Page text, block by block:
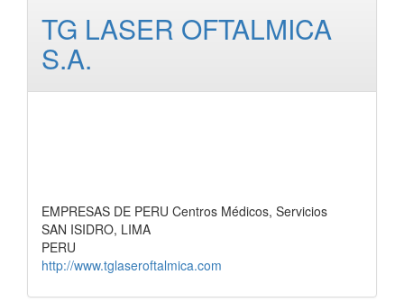
TG LASER OFTALMICA
S.A.
EMPRESAS DE PERU Centros Médicos, Servicios
SAN ISIDRO, LIMA
PERU
http://www.tglaseroftalmica.com